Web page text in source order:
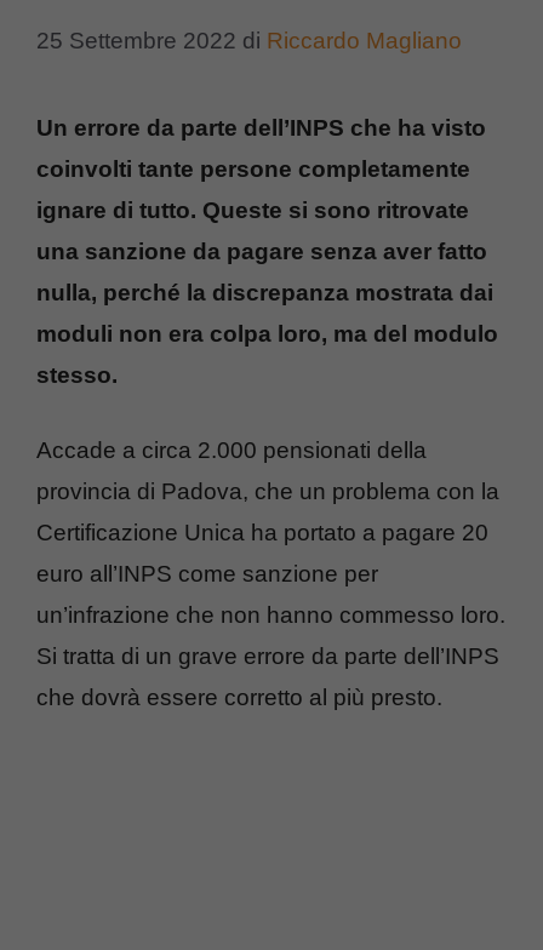
25 Settembre 2022 di Riccardo Magliano
Un errore da parte dell’INPS che ha visto
coinvolti tante persone completamente
ignare di tutto. Queste si sono ritrovate
una sanzione da pagare senza aver fatto
nulla, perché la discrepanza mostrata dai
moduli non era colpa loro, ma del modulo
stesso.
Accade a circa 2.000 pensionati della
provincia di Padova, che un problema con la
Certificazione Unica ha portato a pagare 20
euro all’INPS come sanzione per
un’infrazione che non hanno commesso loro.
Si tratta di un grave errore da parte dell’INPS
che dovrà essere corretto al più presto.